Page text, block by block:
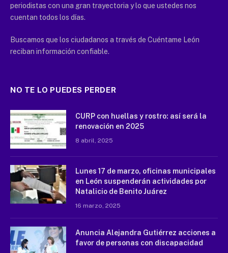
periodistas con una gran trayectoria y lo que ustedes nos
cuentan todos los días.
Buscamos que los ciudadanos a través de Cuéntame León
reciban información confiable.
NO TE LO PUEDES PERDER
CURP con huellas y rostro: así será la
renovación en 2025
8 abril, 2025
Lunes 17 de marzo, oficinas municipales
en León suspenderán actividades por
Natalicio de Benito Juárez
16 marzo, 2025
Anuncia Alejandra Gutiérrez acciones a
favor de personas con discapacidad